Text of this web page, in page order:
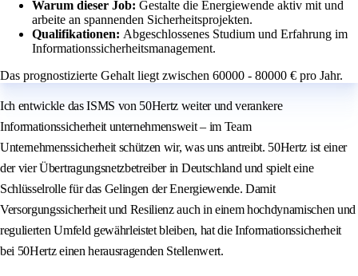
Warum dieser Job: Gestalte die Energiewende aktiv mit und
arbeite an spannenden Sicherheitsprojekten.
Qualifikationen: Abgeschlossenes Studium und Erfahrung im
Informationssicherheitsmanagement.
Das prognostizierte Gehalt liegt zwischen 60000 - 80000 € pro Jahr.
Ich entwickle das ISMS von 50Hertz weiter und verankere
Informationssicherheit unternehmensweit – im Team
Unternehmenssicherheit schützen wir, was uns antreibt. 50Hertz ist einer
der vier Übertragungsnetzbetreiber in Deutschland und spielt eine
Schlüsselrolle für das Gelingen der Energiewende. Damit
Versorgungssicherheit und Resilienz auch in einem hochdynamischen und
regulierten Umfeld gewährleistet bleiben, hat die Informationssicherheit
bei 50Hertz einen herausragenden Stellenwert.